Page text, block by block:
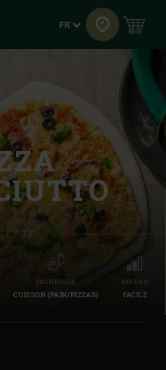
Langue
FR
TECHNIQUE
CUISSON (PAIN/PIZZAS)
NIVEAU
FACILE